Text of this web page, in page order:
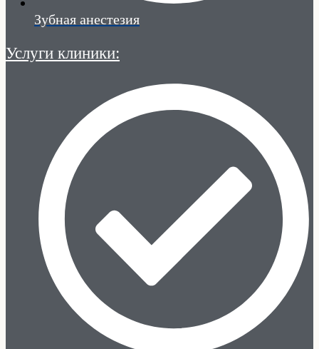
Зубная анестезия
Услуги клиники: